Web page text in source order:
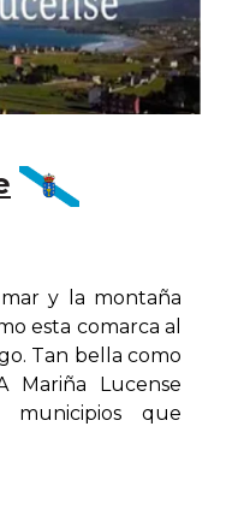
y la montaña
esta comarca al
Tan bella como
Mariña Lucense
que